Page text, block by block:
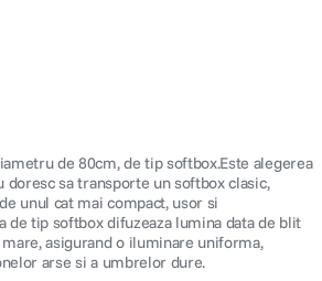
de 80cm, de tip softbox.Este alegerea
doresc sa transporte un softbox clasic,
unul cat mai compact, usor si
de tip softbox difuzeaza lumina data de blit
asigurand o iluminare uniforma,
arse si a umbrelor dure.